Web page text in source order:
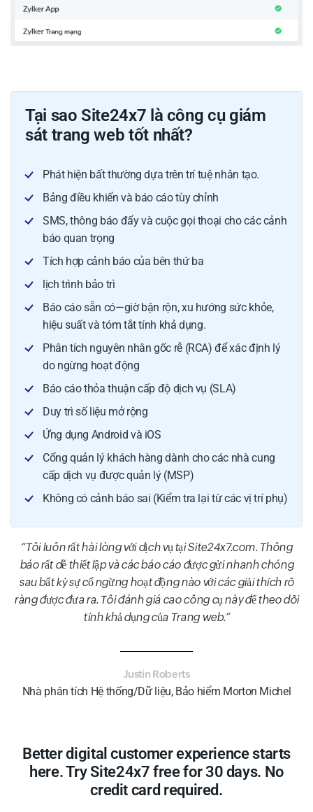
Tại sao Site24x7 là công cụ giám
sát trang web tốt nhất?
Phát hiện bất thường dựa trên trí tuệ nhân tạo.
Bảng điều khiển và báo cáo tùy chỉnh
SMS, thông báo đẩy và cuộc gọi thoại cho các cảnh
báo quan trọng
Tích hợp cảnh báo của bên thứ ba
lịch trình bảo trì
Báo cáo sẵn có—giờ bận rộn, xu hướng sức khỏe,
hiệu suất và tóm tắt tính khả dụng.
Phân tích nguyên nhân gốc rễ (RCA) để xác định lý
do ngừng hoạt động
Báo cáo thỏa thuận cấp độ dịch vụ (SLA)
Duy trì số liệu mở rộng
Ứng dụng Android và iOS
Cổng quản lý khách hàng dành cho các nhà cung
cấp dịch vụ được quản lý (MSP)
Không có cảnh báo sai (Kiểm tra lại từ các vị trí phụ)
Tôi luôn rất hài lòng với dịch vụ tại Site24x7.com. Thông
báo rất dễ thiết lập và các báo cáo được gửi nhanh chóng
sau bất kỳ sự cố ngừng hoạt động nào với các giải thích rõ
ràng được đưa ra. Tôi đánh giá cao công cụ này để theo dõi
tính khả dụng của Trang web.
Justin Roberts
Nhà phân tích Hệ thống/Dữ liệu, Bảo hiểm Morton Michel
Better digital customer experience starts
here. Try Site24x7 free for 30 days. No
credit card required.